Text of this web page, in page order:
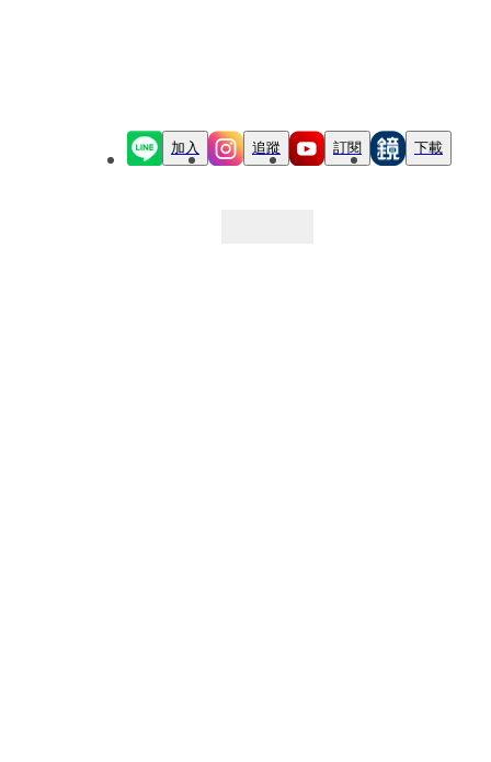
加入 追蹤 訂閱 下載